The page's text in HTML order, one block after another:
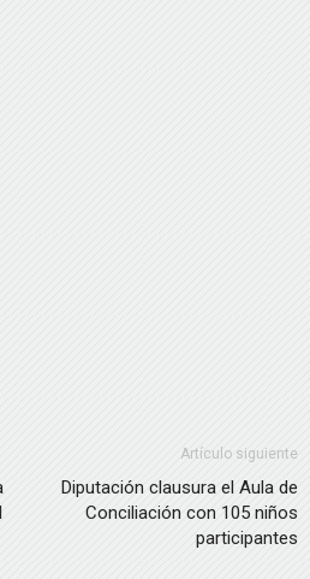
Artículo siguiente
Diputación clausura el Aula de
Conciliación con 105 niños
participantes